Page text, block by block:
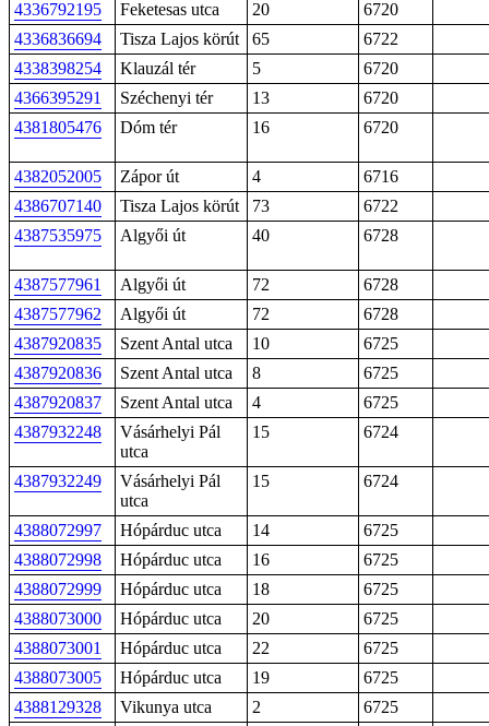
4336792195 Feketesas utca 20
6720
4336836694
Tisza Lajos körút 65
6722
4338398254
Klauzál tér 5
6720
4366395291
Széchenyi tér 13
6720
4381805476
Dóm tér 16 6720
4382052005 Zápor út 4
6716
4386707140
Tisza Lajos körút 73
6722
4387535975
Algyői út 40 6728
4387577961 Algyői út 72
6728
4387577962
Algyői út 72
6728
4387920835
Szent Antal utca 10
6725
4387920836
Szent Antal utca 8
6725
4387920837
Szent Antal utca 4
6725
4387932248
Vásárhelyi Pál
utca
15 6724
4387932249
Vásárhelyi Pál
utca
15 6724
4388072997 Hópárduc utca 14
6725
4388072998
Hópárduc utca 16
6725
4388072999
Hópárduc utca 18
6725
4388073000
Hópárduc utca 20
6725
4388073001
Hópárduc utca 22
6725
4388073005
Hópárduc utca 19
6725
4388129328
Vikunya utca 2
6725